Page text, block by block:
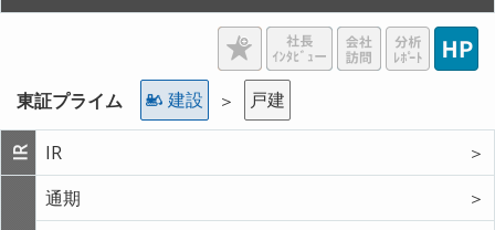
東証プライム 建設 ＞ 戸建
IR IR ＞
通期
＞